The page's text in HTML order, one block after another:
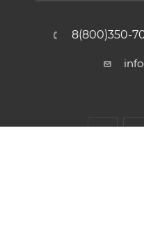
8(800)350-